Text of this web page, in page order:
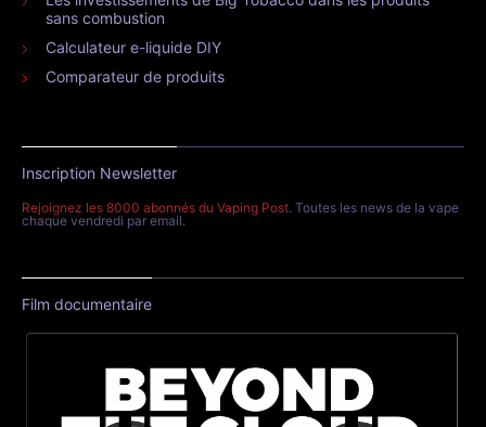
sans combustion
Calculateur e-liquide DIY
Comparateur de produits
Inscription Newsletter
Rejoignez les 8000 abonnés du Vaping Post. Toutes les news de la vape
chaque vendredi par email.
Film documentaire